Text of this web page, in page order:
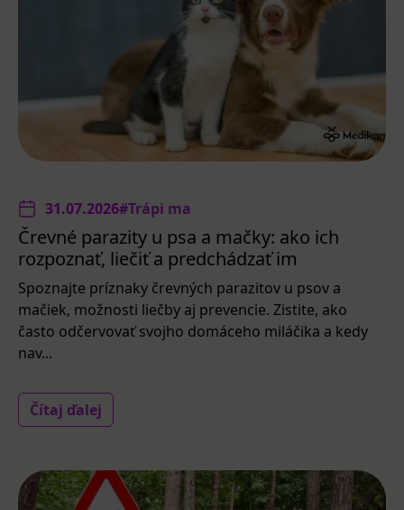
31.07.2026#Trápi ma
Črevné parazity u psa a mačky: ako ich
rozpoznať, liečiť a predchádzať im
Spoznajte príznaky črevných parazitov u psov a
mačiek, možnosti liečby aj prevencie. Zistite, ako
často odčervovať svojho domáceho miláčika a kedy
nav...
Čítaj ďalej